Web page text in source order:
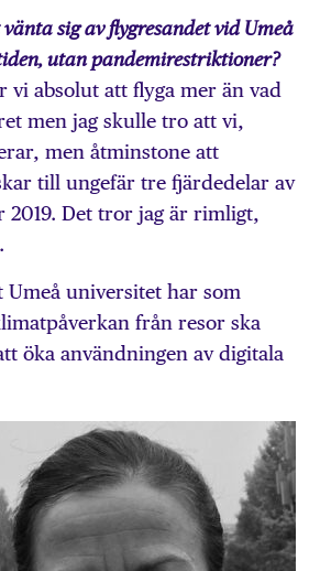
sig av flygresandet vid Umeå
utan pandemirestriktioner?
vi absolut att flyga mer än vad
men jag skulle tro att vi,
men åtminstone att
till ungefär tre fjärdedelar av
2019. Det tror jag är rimligt,
universitet har som
från resor ska
öka användningen av digitala